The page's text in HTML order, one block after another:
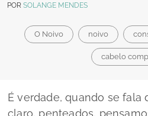
POR SOLANGE MENDES
O Noivo noivo
cabelo
É verdade, quando se fala
claro, penteados,